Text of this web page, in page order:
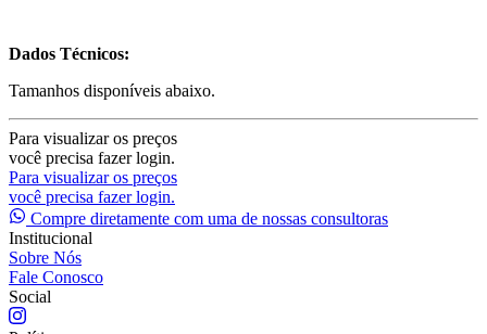
Dados Técnicos:
Tamanhos disponíveis abaixo.
Para visualizar os preços
você precisa fazer login.
Para visualizar os preços
você precisa fazer login.
Compre diretamente com uma de nossas consultoras
Institucional
Sobre Nós
Fale Conosco
Social